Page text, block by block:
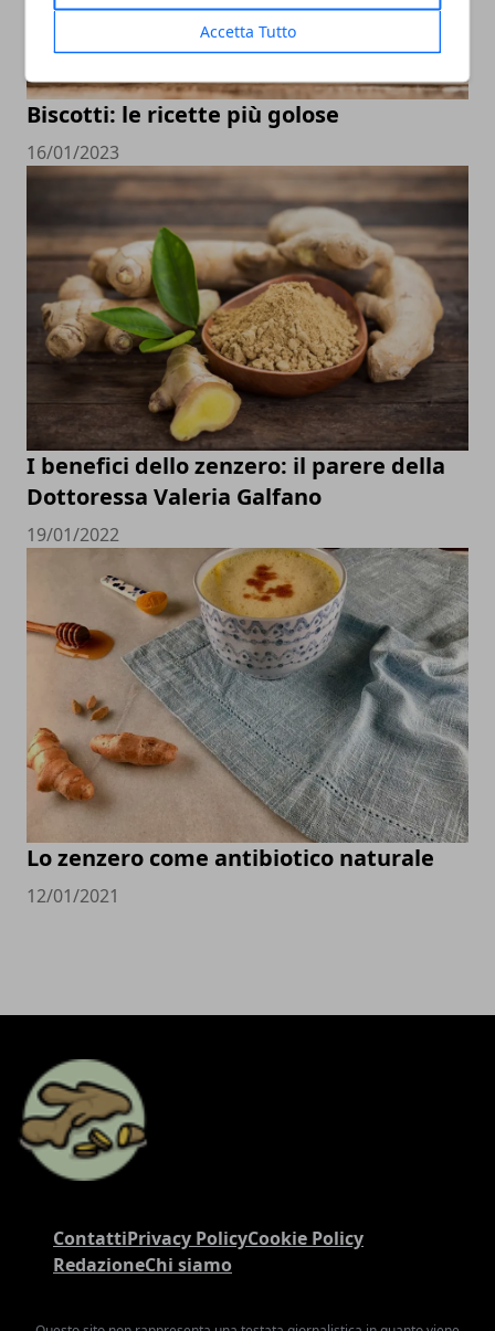
Accetta Tutto
Biscotti: le ricette più golose
16/01/2023
I benefici dello zenzero: il parere della
Dottoressa Valeria Galfano
19/01/2022
Lo zenzero come antibiotico naturale
12/01/2021
ContattiPrivacy PolicyCookie Policy
RedazioneChi siamo